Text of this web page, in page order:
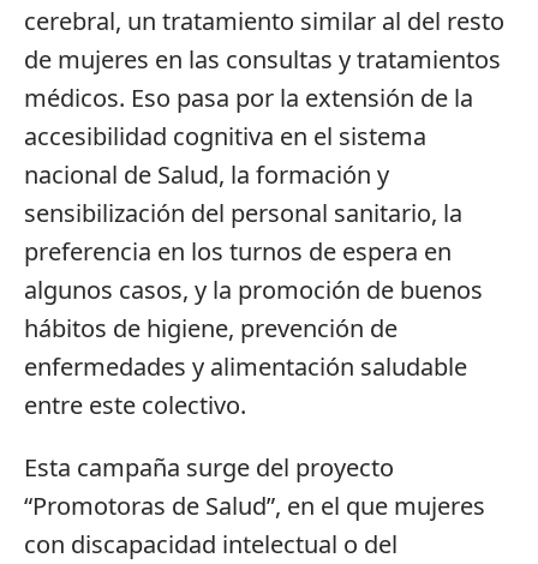
cerebral, un tratamiento similar al del resto
de mujeres en las consultas y tratamientos
médicos. Eso pasa por la extensión de la
accesibilidad cognitiva en el sistema
nacional de Salud, la formación y
sensibilización del personal sanitario, la
preferencia en los turnos de espera en
algunos casos, y la promoción de buenos
hábitos de higiene, prevención de
enfermedades y alimentación saludable
entre este colectivo.
Esta campaña surge del proyecto
“Promotoras de Salud”, en el que mujeres
con discapacidad intelectual o del